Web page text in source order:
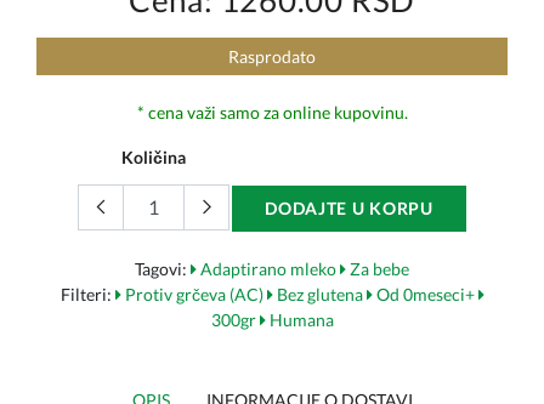
Rasprodato
* cena važi samo za online kupovinu.
Količina
DODAJTE U KORPU
Tagovi: Adaptirano mleko
Za bebe
Filteri: Protiv grčeva (AC) Bez glutena Od 0meseci+
300gr Humana
OPIS INFORMACIJE O DOSTAVI